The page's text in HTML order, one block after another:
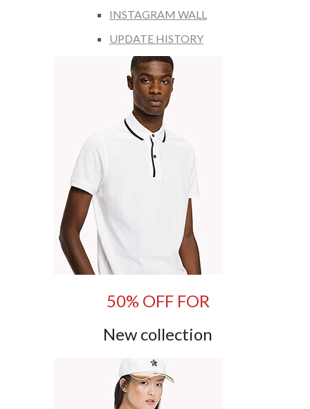
INSTAGRAM WALL
UPDATE HISTORY
50% OFF FOR
New collection